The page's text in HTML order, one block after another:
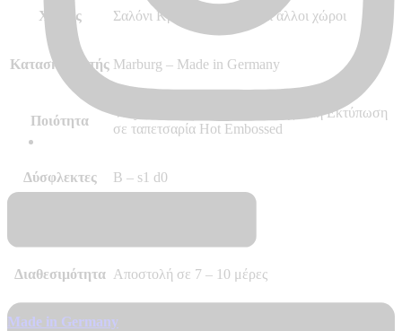
Χώρος Σαλόνι Κρεβατοκάμαρα και άλλoι χώροι
Κατασκευαστής Marburg – Made in Germany
Ποιότητα
Vinyl, Vlies – Non Woven, Ψηφιακή Εκτύπωση
σε ταπετσαρία Hot Embossed
Δύσφλεκτες B – s1 d0
Διαθεσιμότητα Αποστολή σε 7 – 10 μέρες
Made in Germany